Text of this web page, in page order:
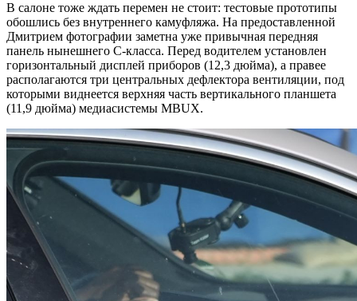
В салоне тоже ждать перемен не стоит: тестовые прототипы
обошлись без внутреннего камуфляжа. На предоставленной
Дмитрием фотографии заметна уже привычная передняя
панель нынешнего C-класса. Перед водителем установлен
горизонтальный дисплей приборов (12,3 дюйма), а правее
располагаются три центральных дефлектора вентиляции, под
которыми виднеется верхняя часть вертикального планшета
(11,9 дюйма) медиасистемы MBUX.